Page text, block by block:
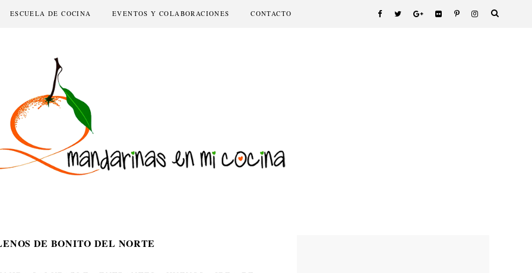
ESCUELA DE COCINA EVENTOS Y COLABORACIONES CONTACTO
DE BONITO DEL NORTE